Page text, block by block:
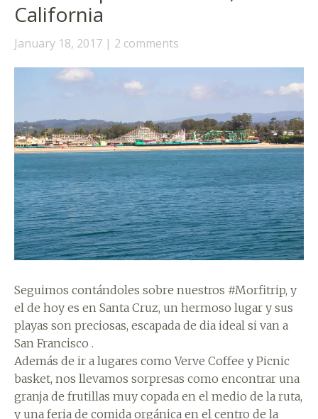
California
January 18, 2017 2 comments
Seguimos contándoles sobre nuestros #Morfitrip, y
el de hoy es en Santa Cruz, un hermoso lugar y sus
playas son preciosas, escapada de dia ideal si van a
San Francisco .
Además de ir a lugares como Verve Coffee y Picnic
basket, nos llevamos sorpresas como encontrar una
granja de frutillas muy copada en el medio de la ruta,
y una feria de comida orgánica en el centro de la